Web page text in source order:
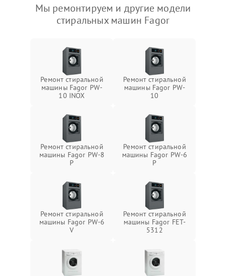
Мы ремонтируем и другие модели
стиральных машин Fagor
Ремонт стиральной
машины Fagor PW-
10 INOX
Ремонт стиральной
машины Fagor PW-
10
Ремонт стиральной
машины Fagor PW-8
P
Ремонт стиральной
машины Fagor PW-6
P
Ремонт стиральной
машины Fagor PW-6
V
Ремонт стиральной
машины Fagor FET-
5312